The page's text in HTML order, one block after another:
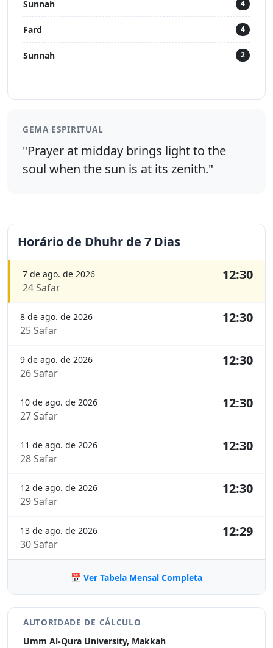
Sunnah 4
Fard 4
Sunnah 2
GEMA ESPIRITUAL
"Prayer at midday brings light to the
soul when the sun is at its zenith."
Horário de Dhuhr de 7 Dias
7 de ago. de 2026
24 Safar
12:30
8 de ago. de 2026
25 Safar
12:30
9 de ago. de 2026
26 Safar
12:30
10 de ago. de 2026
27 Safar
12:30
11 de ago. de 2026
28 Safar
12:30
12 de ago. de 2026
29 Safar
12:30
13 de ago. de 2026
30 Safar
12:29
📅 Ver Tabela Mensal Completa
AUTORIDADE DE CÁLCULO
Umm Al-Qura University, Makkah